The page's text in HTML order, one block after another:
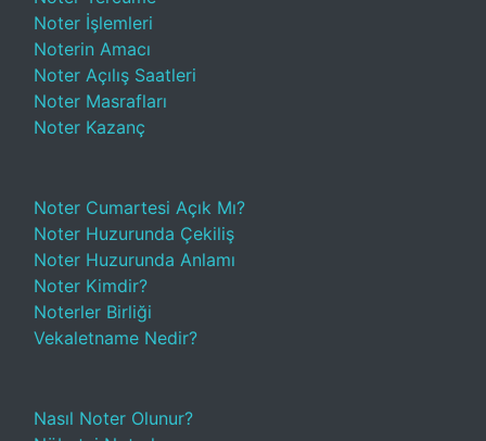
Noter İşlemleri
Noterin Amacı
Noter Açılış Saatleri
Noter Masrafları
Noter Kazanç
Noter Cumartesi Açık Mı?
Noter Huzurunda Çekiliş
Noter Huzurunda Anlamı
Noter Kimdir?
Noterler Birliği
Vekaletname Nedir?
Nasıl Noter Olunur?